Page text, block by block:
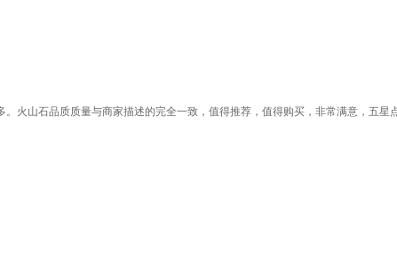
火山石品质质量与商家描述的完全一致，值得推荐，值得购买，非常满意，五星